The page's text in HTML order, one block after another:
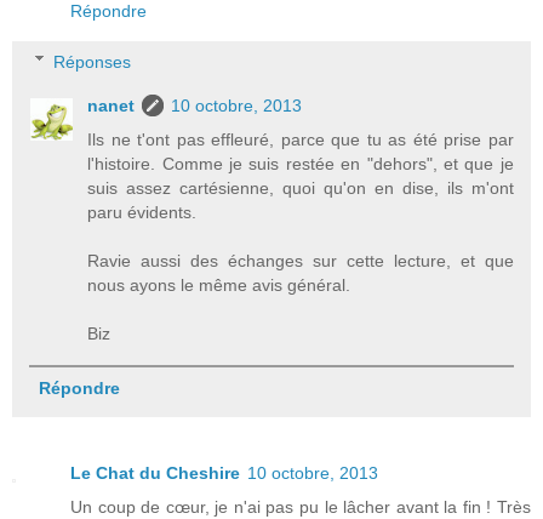
Répondre
Réponses
nanet
10 octobre, 2013
Ils ne t'ont pas effleuré, parce que tu as été prise par
l'histoire. Comme je suis restée en "dehors", et que je
suis assez cartésienne, quoi qu'on en dise, ils m'ont
paru évidents.
Ravie aussi des échanges sur cette lecture, et que
nous ayons le même avis général.
Biz
Répondre
Le Chat du Cheshire 10 octobre, 2013
Un coup de cœur, je n'ai pas pu le lâcher avant la fin ! Très